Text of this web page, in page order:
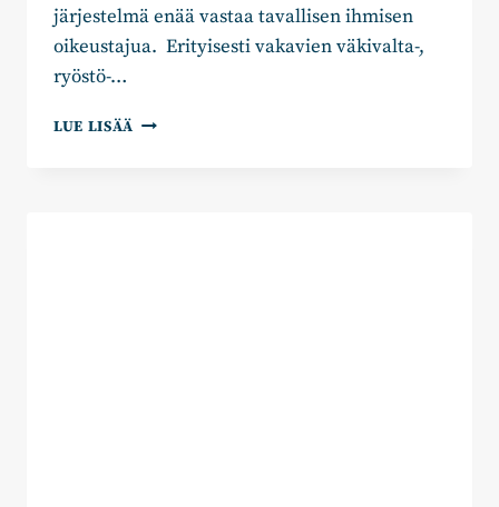
järjestelmä enää vastaa tavallisen ihmisen
oikeustajua. Erityisesti vakavien väkivalta-,
ryöstö-…
LUE LISÄÄ VAHVEMPI